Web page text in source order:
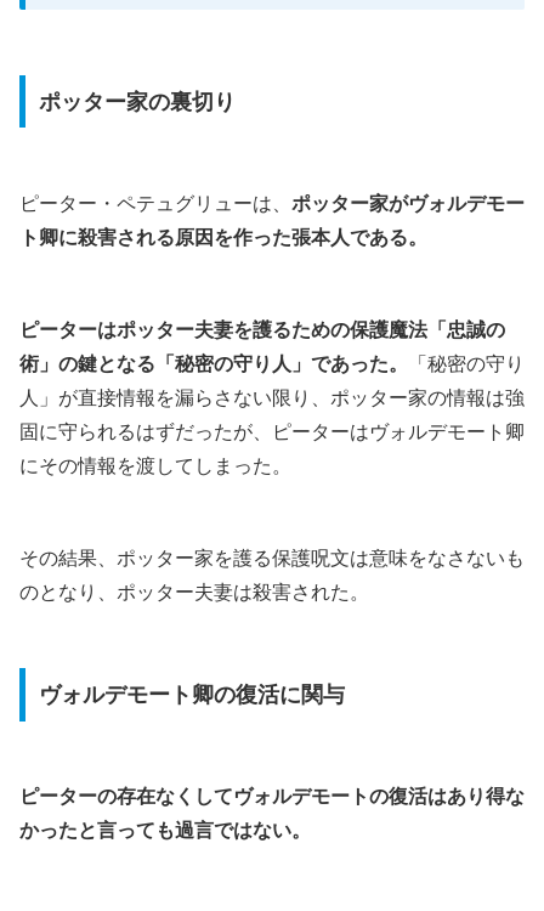
ポッター家の裏切り
ピーター・ペテュグリューは、 ポッター家がヴォルデモー
ト卿に殺害される原因を作った張本人である。
ピーターはポッター夫妻を護るための保護魔法「忠誠の
術」の鍵となる「秘密の守り人」であった。
「秘密の守り
人」が直接情報を漏らさない限り、ポッター家の情報は強
固に守られるはずだったが、ピーターはヴォルデモート卿
にその情報を渡してしまった。
その結果、ポッター家を護る保護呪文は意味をなさないも
のとなり、ポッター夫妻は殺害された。
ヴォルデモート卿の復活に関与
ピーターの存在なくしてヴォルデモートの復活はあり得な
かったと言っても過言ではない。